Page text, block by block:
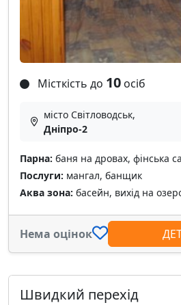
Місткість до 10 осіб
місто Світловодськ,
Дніпро-2
Парна: баня на дровах, фінська
Послуги: мангал, банщик
Аква зона: басейн, вихід на
Нема оцінок
Швидкий перехід